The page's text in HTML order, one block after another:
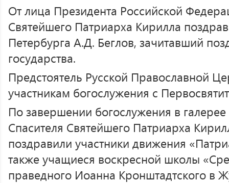
От лица Президента Российской
Святейшего Патриарха Кирилла
Петербурга А.Д. Беглов, зачитавший
государства.
Предстоятель Русской Православной
участникам богослужения с
По завершении богослужения в
Спасителя Святейшего Патриарха
поздравили участники движения
также учащиеся воскресной школы
праведного Иоанна Кронштадтского в